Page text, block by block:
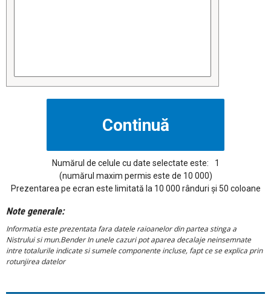
Numărul de celule cu date selectate este:
1
(numărul maxim permis este de 10 000)
Prezentarea pe ecran este limitată la 10 000 rânduri și 50 coloane
Note generale:
Informatia este prezentata fara datele raioanelor din partea stinga a
Nistrului si mun.Bender In unele cazuri pot aparea decalaje neinsemnate
intre totalurile indicate si sumele componente incluse, fapt ce se explica prin
rotunjirea datelor